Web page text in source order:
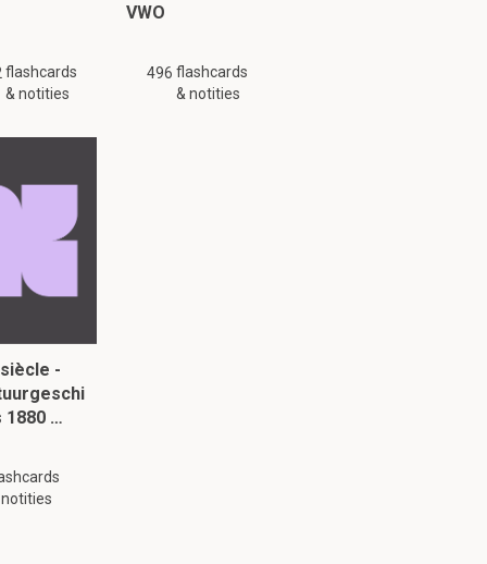
flashcards
& notities
VWO
496 flashcards
& notities
-
1880 …